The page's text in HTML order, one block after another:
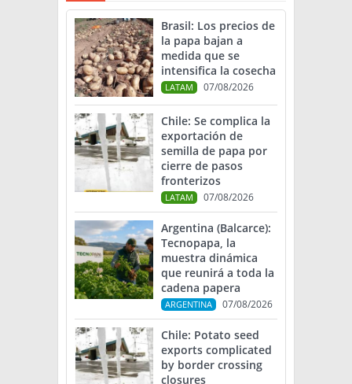
Brasil: Los precios de
la papa bajan a
medida que se
intensifica la cosecha
LATAM 07/08/2026
Chile: Se complica la
exportación de
semilla de papa por
cierre de pasos
fronterizos
LATAM 07/08/2026
Argentina (Balcarce):
Tecnopapa, la
muestra dinámica
que reunirá a toda la
cadena papera
ARGENTINA 07/08/2026
Chile: Potato seed
exports complicated
by border crossing
closures